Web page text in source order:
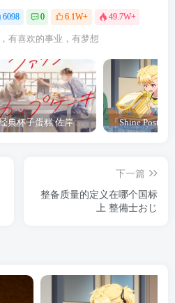
6098 0 6.1W+ 49.7W+
有喜欢的事业，有梦想
经典杯子蛋糕 佐岸 漫画「经典杯子蛋糕」宣布真人日剧化
下一篇
整备质量的定义在哪个国标
上 整備士おじ